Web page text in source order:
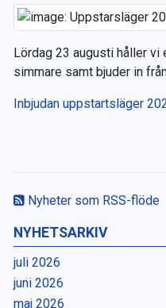
Nyheter som RSS-flöde
NYHETSARKIV
juli 2026
juni 2026
maj 2026
Lördag 23 augusti håller
simmare samt bjuder in
Inbjudan uppstartsläger